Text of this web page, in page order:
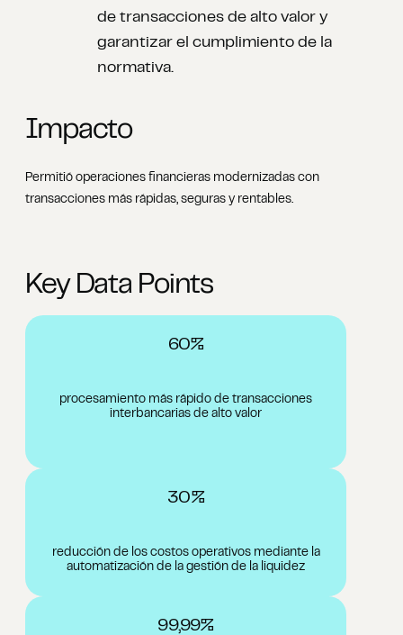
de transacciones de alto valor y
garantizar el cumplimiento de la
normativa.
Impacto
Permitió operaciones financieras modernizadas con
transacciones más rápidas, seguras y rentables.
Key Data Points
60%
procesamiento más rápido de transacciones
interbancarias de alto valor
30%
reducción de los costos operativos mediante la
automatización de la gestión de la liquidez
99,99%